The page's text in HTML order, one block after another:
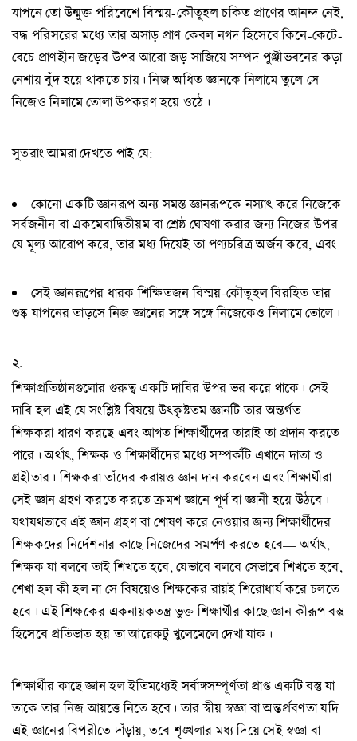
যাপনে তো উন্মুক্ত পরিবেশে বিস্ময়-কৌতূহল চকিত প্রাণের আনন্দ নেই,
বদ্ধ পরিসরের মধ্যে তার অসাড় প্রাণ কেবল নগদ হিসেবে কিনে-কেটে-
বেচে প্রাণহীন জড়ের উপর আরো জড় সাজিয়ে সম্পদ পুঞ্জীভবনের কড়া
নেশায় বুঁদ হয়ে থাকতে চায়। নিজ অধিত জ্ঞানকে নিলামে তুলে সে
নিজেও নিলামে তোলা উপকরণ হয়ে ওঠে।
সুতরাং আমরা দেখতে পাই যে:
কোনো একটি জ্ঞানরূপ অন্য সমস্ত জ্ঞানরূপকে নস্যাৎ করে নিজেকে
সর্বজনীন বা একমেবাদ্বিতীয়ম বা শ্রেষ্ঠ ঘোষণা করার জন্য নিজের উপর
যে মূল্য আরোপ করে, তার মধ্য দিয়েই তা পণ্যচরিত্র অর্জন করে, এবং
সেই জ্ঞানরূপের ধারক শিক্ষিতজন বিস্ময়-কৌতূহল বিরহিত তার
শুষ্ক যাপনের তাড়সে নিজ জ্ঞানের সঙ্গে সঙ্গে নিজেকেও নিলামে তোলে।
২.
শিক্ষাপ্রতিষ্ঠানগুলোর গুরুত্ব একটি দাবির উপর ভর করে থাকে। সেই
দাবি হল এই যে সংশ্লিষ্ট বিষয়ে উৎকৃষ্টতম জ্ঞানটি তার অন্তর্গত
শিক্ষকরা ধারণ করছে এবং আগত শিক্ষার্থীদের তারাই তা প্রদান করতে
পারে। অর্থাৎ, শিক্ষক ও শিক্ষার্থীদের মধ্যে সম্পর্কটি এখানে দাতা ও
গ্রহীতার। শিক্ষকরা তাঁদের করায়ত্ত জ্ঞান দান করবেন এবং শিক্ষার্থীরা
সেই জ্ঞান গ্রহণ করতে করতে ক্রমশ জ্ঞানে পূর্ণ বা জ্ঞানী হয়ে উঠবে।
যথাযথভাবে এই জ্ঞান গ্রহণ বা শোষণ করে নেওয়ার জন্য শিক্ষার্থীদের
শিক্ষকদের নির্দেশনার কাছে নিজেদের সমর্পণ করতে হবে— অর্থাৎ,
শিক্ষক যা বলবে তাই শিখতে হবে, যেভাবে বলবে সেভাবে শিখতে হবে,
শেখা হল কী হল না সে বিষয়েও শিক্ষকের রায়ই শিরোধার্য করে চলতে
হবে। এই শিক্ষকের একনায়কতন্ত্র ভুক্ত শিক্ষার্থীর কাছে জ্ঞান কীরূপ বস্তু
হিসেবে প্রতিভাত হয় তা আরেকটু খুলেমেলে দেখা যাক।
শিক্ষার্থীর কাছে জ্ঞান হল ইতিমধ্যেই সর্বাঙ্গসম্পূর্ণতা প্রাপ্ত একটি বস্তু যা
তাকে তার নিজ আয়ত্তে নিতে হবে। তার স্বীয় স্বজ্ঞা বা অন্তর্প্রবণতা যদি
এই জ্ঞানের বিপরীতে দাঁড়ায়, তবে শৃঙ্খলার মধ্য দিয়ে সেই স্বজ্ঞা বা